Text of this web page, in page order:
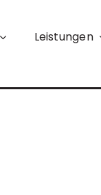
Leistungen